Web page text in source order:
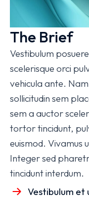
The Brief
Vestibulum
scelerisque orci
vehicula ante.
sollicitudin sem
sem a auctor
tortor tincidunt,
euismod.
Integer sed
tincidunt interdum.
Vestibulum et